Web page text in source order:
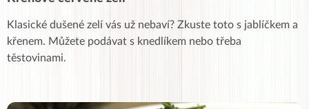
Klasické dušené zelí vás už nebaví? Zkuste toto s jablíčkem a
křenem. Můžete podávat s knedlíkem nebo třeba
těstovinami.